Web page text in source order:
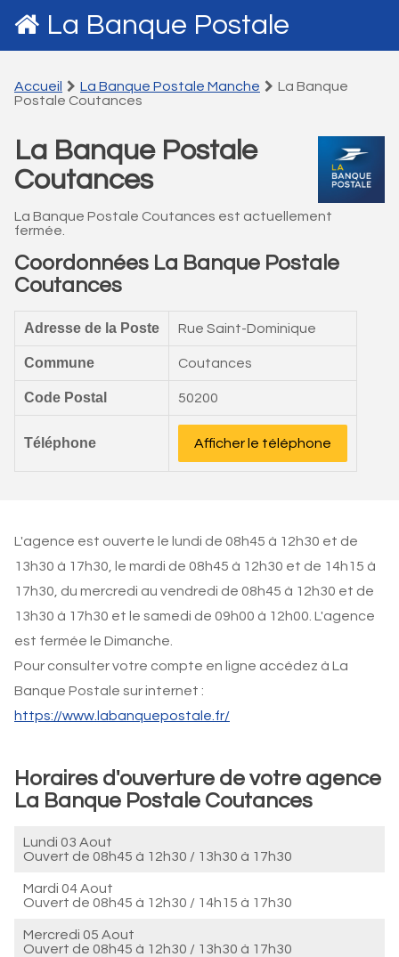
La Banque Postale
Accueil La Banque Postale Manche
La Banque
Postale Coutances
La Banque Postale
Coutances
La Banque Postale Coutances est actuellement
fermée.
Coordonnées La Banque Postale
Coutances
Adresse de la Poste Rue Saint-Dominique
Commune Coutances
Code Postal 50200
Téléphone Afficher le téléphone
L'agence est ouverte le lundi de 08h45 à 12h30 et de
13h30 à 17h30, le mardi de 08h45 à 12h30 et de 14h15 à
17h30, du mercredi au vendredi de 08h45 à 12h30 et de
13h30 à 17h30 et le samedi de 09h00 à 12h00. L'agence
est fermée le Dimanche.
Pour consulter votre compte en ligne accédez à La
Banque Postale sur internet :
https://www.labanquepostale.fr/
Horaires d'ouverture de votre agence
La Banque Postale Coutances
Lundi 03 Aout
Ouvert de 08h45 à 12h30 / 13h30 à 17h30
Mardi 04 Aout
Ouvert de 08h45 à 12h30 / 14h15 à 17h30
Mercredi 05 Aout
Ouvert de 08h45 à 12h30 / 13h30 à 17h30